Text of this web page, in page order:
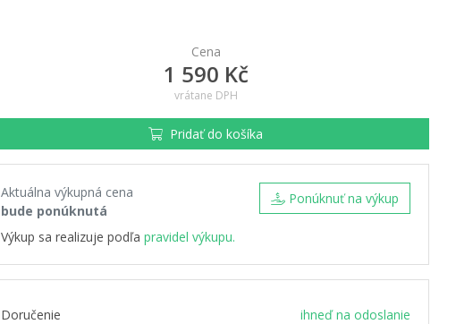
Cena
1 590 Kč
vrátane DPH
Pridať do košíka
Aktuálna výkupná cena
bude ponúknutá
Výkup sa realizuje podľa pravidel výkupu.
Ponúknuť na výkup
Doručenie
ihneď na odoslanie